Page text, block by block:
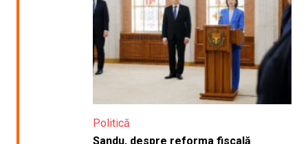
Politică
Sandu, despre reforma fiscală